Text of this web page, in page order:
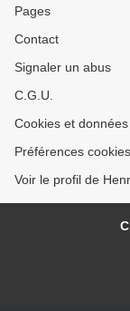
Pages
Contact
Signaler un abus
C.G.U.
Cookies et
Préférences cookies
Voir le profil de